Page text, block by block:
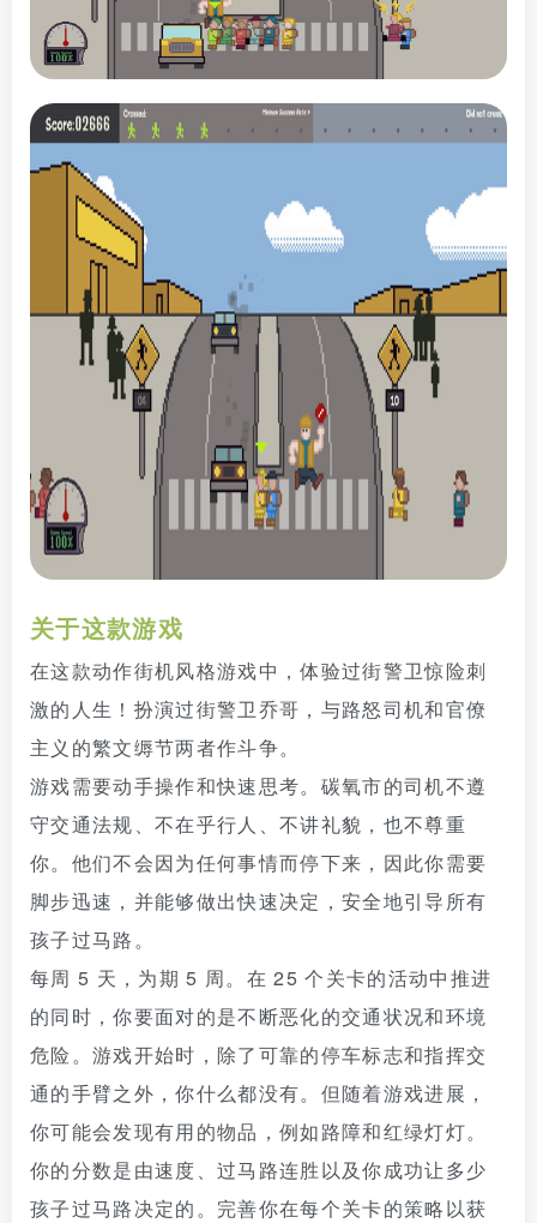
关于这款游戏
在这款动作街机风格游戏中，体验过街警卫惊险刺
激的人生！扮演过街警卫乔哥，与路怒司机和官僚
主义的繁文缛节两者作斗争。
游戏需要动手操作和快速思考。碳氧市的司机不遵
守交通法规、不在乎行人、不讲礼貌，也不尊重
你。他们不会因为任何事情而停下来，因此你需要
脚步迅速，并能够做出快速决定，安全地引导所有
孩子过马路。
每周 5 天，为期 5 周。在 25 个关卡的活动中推进
的同时，你要面对的是不断恶化的交通状况和环境
危险。游戏开始时，除了可靠的停车标志和指挥交
通的手臂之外，你什么都没有。但随着游戏进展，
你可能会发现有用的物品，例如路障和红绿灯灯。
你的分数是由速度、过马路连胜以及你成功让多少
孩子过马路决定的。完善你在每个关卡的策略以获